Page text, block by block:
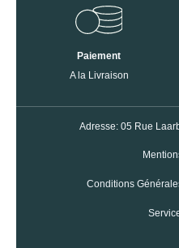
Paiement
A la Livraison
Adresse: 05 Rue
Conditions